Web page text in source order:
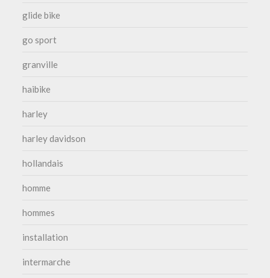
glide bike
go sport
granville
haibike
harley
harley davidson
hollandais
homme
hommes
installation
intermarche